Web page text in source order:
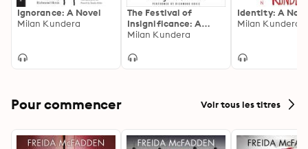
Ignorance: A Novel
Milan Kundera
The Festival of
Insignificance: A
Novel
Milan Kundera
Identity: A
Milan Kundera
Pour commencer Voir tous les titres